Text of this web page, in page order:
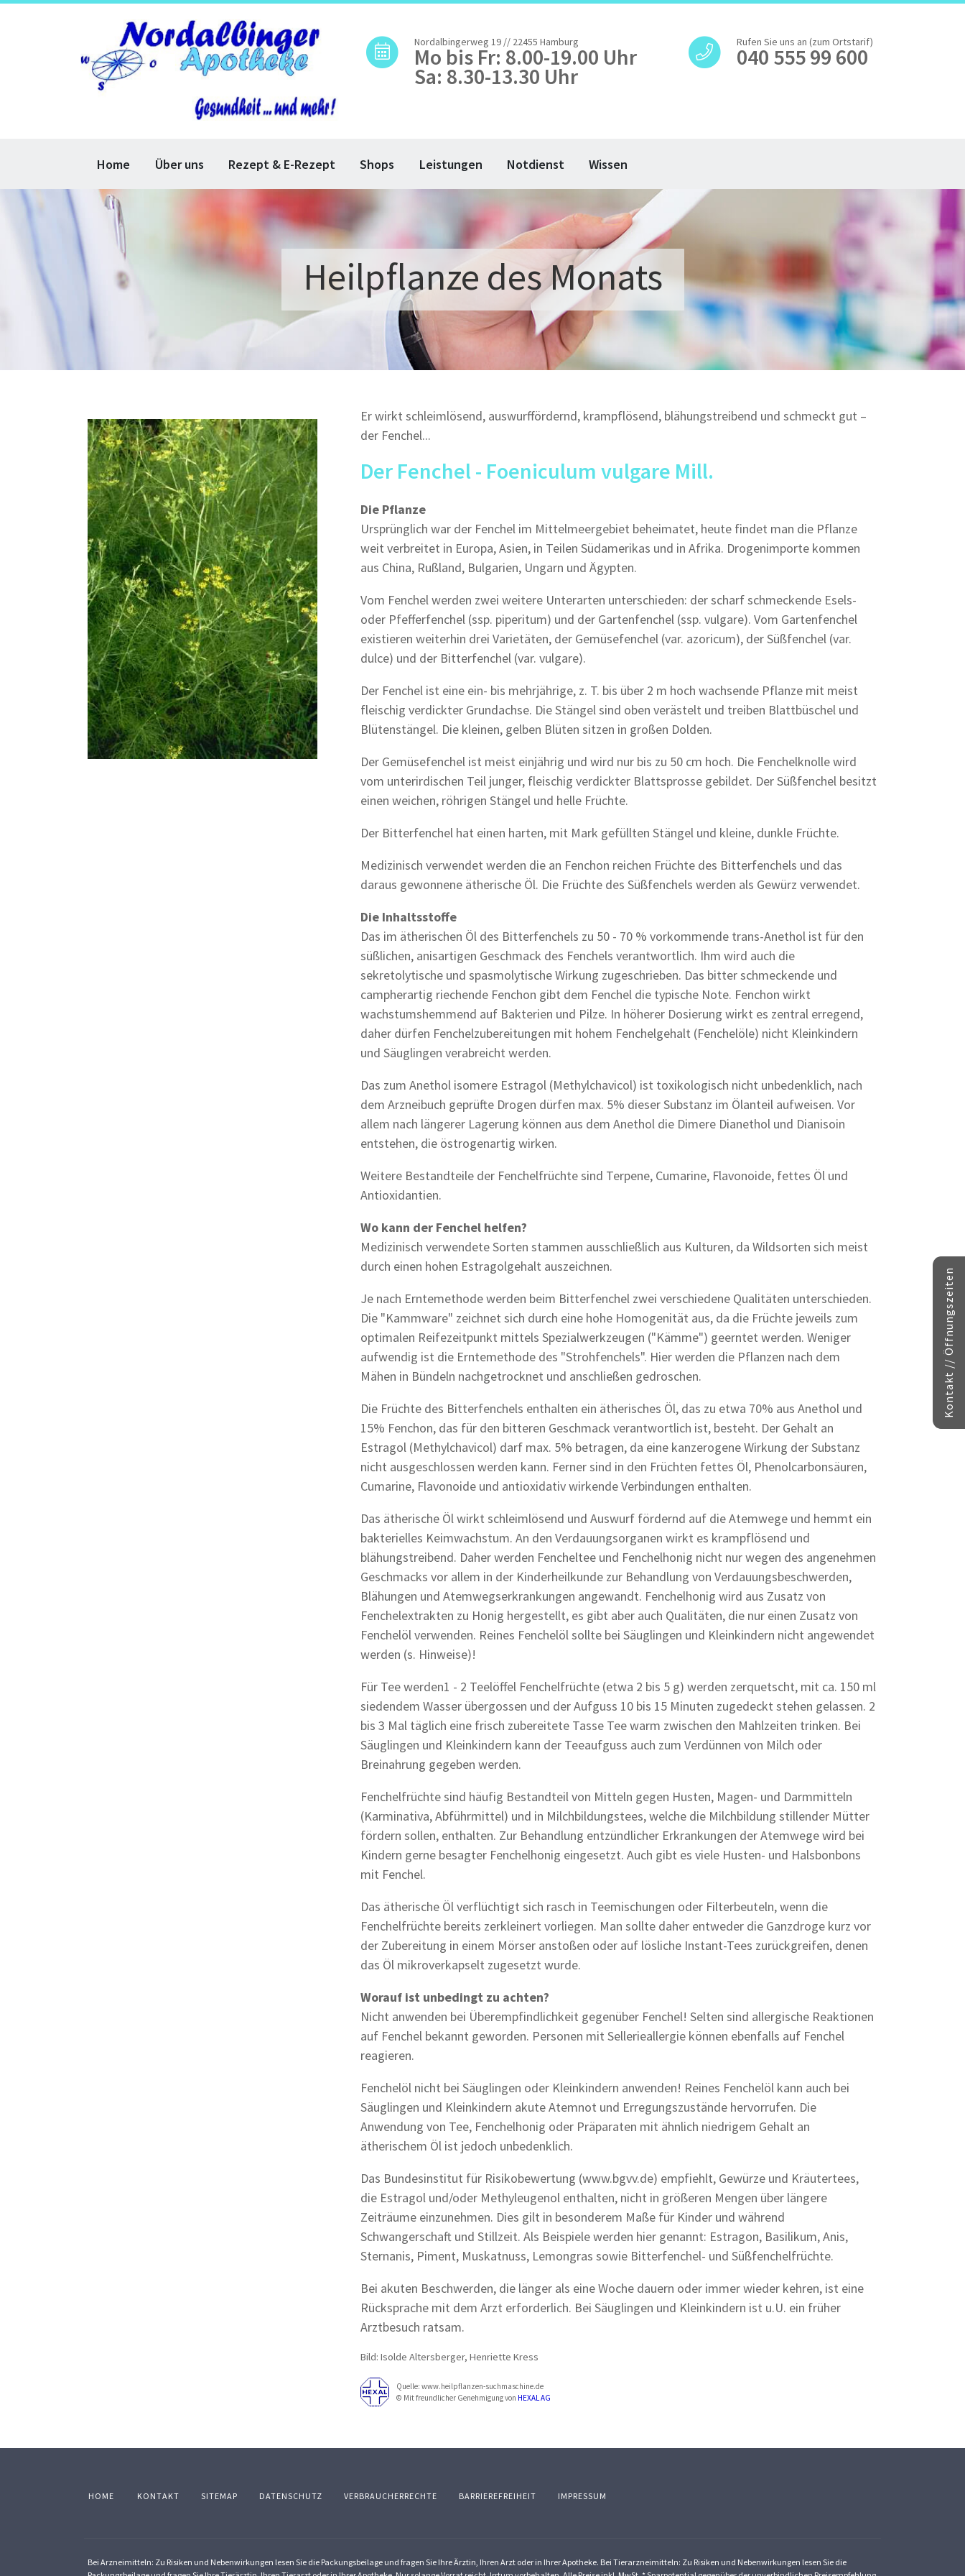
Nordalbingerweg 19 // 22455 Hamburg
Mo bis Fr: 8.00-19.00 Uhr
Sa: 8.30-13.30 Uhr
Rufen Sie uns an (zum Ortstarif)
040 555 99 600
Home Über uns Rezept & E-Rezept Shops Leistungen Notdienst Wissen
Heilpflanze des Monats
Er wirkt schleimlösend, auswurffördernd, krampflösend, blähungstreibend und schmeckt gut –
der Fenchel...
Der Fenchel - Foeniculum vulgare Mill.
Die Pflanze
Ursprünglich war der Fenchel im Mittelmeergebiet beheimatet, heute findet man die Pflanze
weit verbreitet in Europa, Asien, in Teilen Südamerikas und in Afrika. Drogenimporte kommen
aus China, Rußland, Bulgarien, Ungarn und Ägypten.
Vom Fenchel werden zwei weitere Unterarten unterschieden: der scharf schmeckende Esels-
oder Pfefferfenchel (ssp. piperitum) und der Gartenfenchel (ssp. vulgare). Vom Gartenfenchel
existieren weiterhin drei Varietäten, der Gemüsefenchel (var. azoricum), der Süßfenchel (var.
dulce) und der Bitterfenchel (var. vulgare).
Der Fenchel ist eine ein- bis mehrjährige, z. T. bis über 2 m hoch wachsende Pflanze mit meist
fleischig verdickter Grundachse. Die Stängel sind oben verästelt und treiben Blattbüschel und
Blütenstängel. Die kleinen, gelben Blüten sitzen in großen Dolden.
Der Gemüsefenchel ist meist einjährig und wird nur bis zu 50 cm hoch. Die Fenchelknolle wird
vom unterirdischen Teil junger, fleischig verdickter Blattsprosse gebildet. Der Süßfenchel besitzt
einen weichen, röhrigen Stängel und helle Früchte.
Der Bitterfenchel hat einen harten, mit Mark gefüllten Stängel und kleine, dunkle Früchte.
Medizinisch verwendet werden die an Fenchon reichen Früchte des Bitterfenchels und das
daraus gewonnene ätherische Öl. Die Früchte des Süßfenchels werden als Gewürz verwendet.
Die Inhaltsstoffe
Das im ätherischen Öl des Bitterfenchels zu 50 - 70 % vorkommende trans-Anethol ist für den
süßlichen, anisartigen Geschmack des Fenchels verantwortlich. Ihm wird auch die
sekretolytische und spasmolytische Wirkung zugeschrieben. Das bitter schmeckende und
campherartig riechende Fenchon gibt dem Fenchel die typische Note. Fenchon wirkt
wachstumshemmend auf Bakterien und Pilze. In höherer Dosierung wirkt es zentral erregend,
daher dürfen Fenchelzubereitungen mit hohem Fenchelgehalt (Fenchelöle) nicht Kleinkindern
und Säuglingen verabreicht werden.
Das zum Anethol isomere Estragol (Methylchavicol) ist toxikologisch nicht unbedenklich, nach
dem Arzneibuch geprüfte Drogen dürfen max. 5% dieser Substanz im Ölanteil aufweisen. Vor
allem nach längerer Lagerung können aus dem Anethol die Dimere Dianethol und Dianisoin
entstehen, die östrogenartig wirken.
Weitere Bestandteile der Fenchelfrüchte sind Terpene, Cumarine, Flavonoide, fettes Öl und
Antioxidantien.
Wo kann der Fenchel helfen?
Medizinisch verwendete Sorten stammen ausschließlich aus Kulturen, da Wildsorten sich meist
durch einen hohen Estragolgehalt auszeichnen.
Je nach Erntemethode werden beim Bitterfenchel zwei verschiedene Qualitäten unterschieden.
Die "Kammware" zeichnet sich durch eine hohe Homogenität aus, da die Früchte jeweils zum
optimalen Reifezeitpunkt mittels Spezialwerkzeugen ("Kämme") geerntet werden. Weniger
aufwendig ist die Erntemethode des "Strohfenchels". Hier werden die Pflanzen nach dem
Mähen in Bündeln nachgetrocknet und anschließen gedroschen.
Die Früchte des Bitterfenchels enthalten ein ätherisches Öl, das zu etwa 70% aus Anethol und
15% Fenchon, das für den bitteren Geschmack verantwortlich ist, besteht. Der Gehalt an
Estragol (Methylchavicol) darf max. 5% betragen, da eine kanzerogene Wirkung der Substanz
nicht ausgeschlossen werden kann. Ferner sind in den Früchten fettes Öl, Phenolcarbonsäuren,
Cumarine, Flavonoide und antioxidativ wirkende Verbindungen enthalten.
Das ätherische Öl wirkt schleimlösend und Auswurf fördernd auf die Atemwege und hemmt ein
bakterielles Keimwachstum. An den Verdauungsorganen wirkt es krampflösend und
blähungstreibend. Daher werden Fencheltee und Fenchelhonig nicht nur wegen des angenehmen
Geschmacks vor allem in der Kinderheilkunde zur Behandlung von Verdauungsbeschwerden,
Blähungen und Atemwegserkrankungen angewandt. Fenchelhonig wird aus Zusatz von
Fenchelextrakten zu Honig hergestellt, es gibt aber auch Qualitäten, die nur einen Zusatz von
Fenchelöl verwenden. Reines Fenchelöl sollte bei Säuglingen und Kleinkindern nicht angewendet
werden (s. Hinweise)!
Für Tee werden1 - 2 Teelöffel Fenchelfrüchte (etwa 2 bis 5 g) werden zerquetscht, mit ca. 150 ml
siedendem Wasser übergossen und der Aufguss 10 bis 15 Minuten zugedeckt stehen gelassen. 2
bis 3 Mal täglich eine frisch zubereitete Tasse Tee warm zwischen den Mahlzeiten trinken. Bei
Säuglingen und Kleinkindern kann der Teeaufguss auch zum Verdünnen von Milch oder
Breinahrung gegeben werden.
Fenchelfrüchte sind häufig Bestandteil von Mitteln gegen Husten, Magen- und Darmmitteln
(Karminativa, Abführmittel) und in Milchbildungstees, welche die Milchbildung stillender Mütter
fördern sollen, enthalten. Zur Behandlung entzündlicher Erkrankungen der Atemwege wird bei
Kindern gerne besagter Fenchelhonig eingesetzt. Auch gibt es viele Husten- und Halsbonbons
mit Fenchel.
Das ätherische Öl verflüchtigt sich rasch in Teemischungen oder Filterbeuteln, wenn die
Fenchelfrüchte bereits zerkleinert vorliegen. Man sollte daher entweder die Ganzdroge kurz vor
der Zubereitung in einem Mörser anstoßen oder auf lösliche Instant-Tees zurückgreifen, denen
das Öl mikroverkapselt zugesetzt wurde.
Worauf ist unbedingt zu achten?
Nicht anwenden bei Überempfindlichkeit gegenüber Fenchel! Selten sind allergische Reaktionen
auf Fenchel bekannt geworden. Personen mit Sellerieallergie können ebenfalls auf Fenchel
reagieren.
Fenchelöl nicht bei Säuglingen oder Kleinkindern anwenden! Reines Fenchelöl kann auch bei
Säuglingen und Kleinkindern akute Atemnot und Erregungszustände hervorrufen. Die
Anwendung von Tee, Fenchelhonig oder Präparaten mit ähnlich niedrigem Gehalt an
ätherischem Öl ist jedoch unbedenklich.
Das Bundesinstitut für Risikobewertung (www.bgvv.de) empfiehlt, Gewürze und Kräutertees,
die Estragol und/oder Methyleugenol enthalten, nicht in größeren Mengen über längere
Zeiträume einzunehmen. Dies gilt in besonderem Maße für Kinder und während
Schwangerschaft und Stillzeit. Als Beispiele werden hier genannt: Estragon, Basilikum, Anis,
Sternanis, Piment, Muskatnuss, Lemongras sowie Bitterfenchel- und Süßfenchelfrüchte.
Bei akuten Beschwerden, die länger als eine Woche dauern oder immer wieder kehren, ist eine
Rücksprache mit dem Arzt erforderlich. Bei Säuglingen und Kleinkindern ist u.U. ein früher
Arztbesuch ratsam.
Bild: Isolde Altersberger, Henriette Kress
Quelle: www.heilpflanzen-suchmaschine.de
© Mit freundlicher Genehmigung von HEXAL AG
HOME KONTAKT SITEMAP DATENSCHUTZ VERBRAUCHERRECHTE BARRIEREFREIHEIT IMPRESSUM
Bei Arzneimitteln: Zu Risiken und Nebenwirkungen lesen Sie die Packungsbeilage und fragen Sie Ihre Ärztin, Ihren Arzt oder in Ihrer Apotheke. Bei Tierarzneimitteln: Zu Risiken und Nebenwirkungen lesen Sie die
Kontakt // Öffnungszeiten